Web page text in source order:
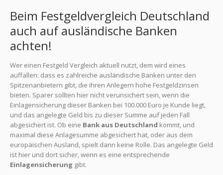
Beim Festgeldvergleich Deutschland
auch auf ausländische Banken
achten!
Wer einen Festgeld Vergleich aktuell nutzt, dem wird eines
auffallen: dass es zahlreiche ausländische Banken unter den
Spitzenanbietern gibt, die ihren Anlegern hohe Festgeldzinsen
bieten. Sparer sollten hier nicht verunsichert sein, wenn die
Einlagensicherung dieser Banken bei 100.000 Euro je Kunde liegt,
und das angelegte Geld bis zu dieser Summe auf jeden Fall
abgesichert ist. Ob eine Bank aus Deutschland kommt, und
maximal diese Anlagesumme abgesichert hat, oder aus dem
europäischen Ausland, spielt dann keine Rolle. Das angelegte Geld
ist hier und dort sicher, wenn es eine entsprechende
Einlagensicherung gibt.